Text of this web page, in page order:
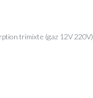
trimixte (gaz 12V 220V)